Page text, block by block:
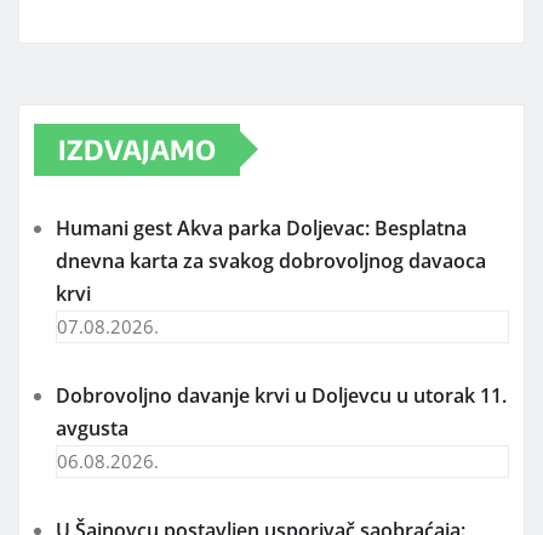
IZDVAJAMO
Humani gest Akva parka Doljevac: Besplatna
dnevna karta za svakog dobrovoljnog davaoca
krvi
07.08.2026.
Dobrovoljno davanje krvi u Doljevcu u utorak 11.
avgusta
06.08.2026.